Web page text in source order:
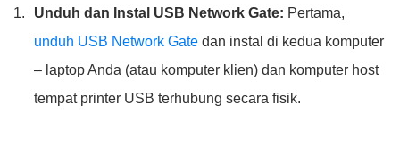
Unduh dan Instal USB Network Gate: Pertama,
unduh USB Network Gate dan instal di kedua komputer
– laptop Anda (atau komputer klien) dan komputer host
tempat printer USB terhubung secara fisik.